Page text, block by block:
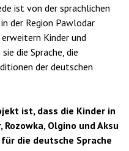
ist von der sprachlichen
der Region Pawlodar
Kinder und
die Sprache, die
der deutschen
ist, dass die Kinder in
Olgino und Aksu
die deutsche Sprache